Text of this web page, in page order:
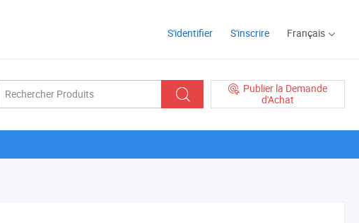
S'identifier S'inscrire Français
Publier la Demande
d'Achat